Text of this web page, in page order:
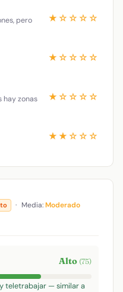
pero
★☆☆☆☆
★☆☆☆☆
hay zonas
★☆☆☆☆
★★☆☆☆
· Media:Moderado
Alto (75)
teletrabajar — similar a